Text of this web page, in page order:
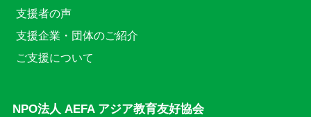
支援者の声
支援企業・団体のご紹介
ご支援について
NPO法人 AEFA アジア教育友好協会